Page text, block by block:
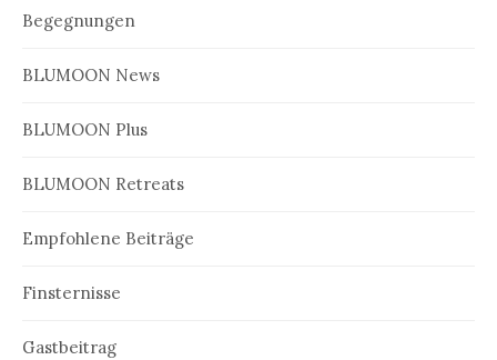
Begegnungen
BLUMOON News
BLUMOON Plus
BLUMOON Retreats
Empfohlene Beiträge
Finsternisse
Gastbeitrag